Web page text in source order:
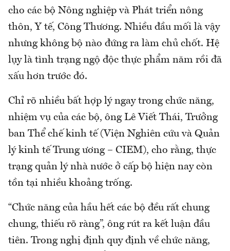
cho các bộ Nông nghiệp và Phát triển nông
thôn, Y tế, Công Thương. Nhiều đầu mối là vậy
nhưng không bộ nào đứng ra làm chủ chốt. Hệ
lụy là tình trạng ngộ độc thực phẩm năm rồi đã
xấu hơn trước đó.
Chỉ rõ nhiều bất hợp lý ngay trong chức năng,
nhiệm vụ của các bộ, ông Lê Viết Thái, Trưởng
ban Thể chế kinh tế (Viện Nghiên cứu và Quản
lý kinh tế Trung ương – CIEM), cho rằng, thực
trạng quản lý nhà nước ở cấp bộ hiện nay còn
tồn tại nhiều khoảng trống.
“Chức năng của hầu hết các bộ đều rất chung
chung, thiếu rõ ràng”, ông rút ra kết luận đầu
tiên. Trong nghị định quy định về chức năng,